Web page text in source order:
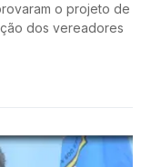
o projeto de
dos vereadores